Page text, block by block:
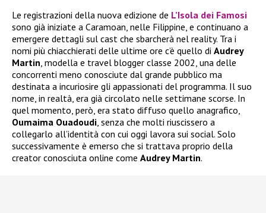
Le registrazioni della nuova edizione de L’Isola dei Famosi
sono già iniziate a Caramoan, nelle Filippine, e continuano a
emergere dettagli sul cast che sbarcherà nel reality. Tra i
nomi più chiacchierati delle ultime ore c’è quello di Audrey
Martin , modella e travel blogger classe 2002, una delle
concorrenti meno conosciute dal grande pubblico ma
destinata a incuriosire gli appassionati del programma. Il suo
nome, in realtà, era già circolato nelle settimane scorse. In
quel momento, però, era stato diffuso quello anagrafico,
Oumaima Ouadoudi , senza che molti riuscissero a
collegarlo all’identità con cui oggi lavora sui social. Solo
successivamente è emerso che si trattava proprio della
creator conosciuta online come Audrey Martin.